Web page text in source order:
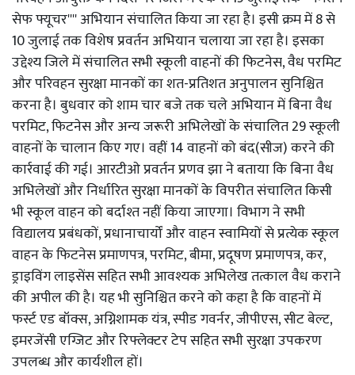
सेफ फ्यूचर'''' अभियान संचालित किया जा रहा है। इसी क्रम में 8 से
10 जुलाई तक विशेष प्रवर्तन अभियान चलाया जा रहा है। इसका
उद्देश्य जिले में संचालित सभी स्कूली वाहनों की फिटनेस, वैध परमिट
और परिवहन सुरक्षा मानकों का शत-प्रतिशत अनुपालन सुनिश्चित
करना है। बुधवार को शाम चार बजे तक चले अभियान में बिना वैध
परमिट, फिटनेस और अन्य जरूरी अभिलेखों के संचालित 29 स्कूली
वाहनों के चालान किए गए। वहीं 14 वाहनों को बंद(सीज) करने की
कार्रवाई की गई। आरटीओ प्रवर्तन प्रणव झा ने बताया कि बिना वैध
अभिलेखों और निर्धारित सुरक्षा मानकों के विपरीत संचालित किसी
भी स्कूल वाहन को बर्दाश्त नहीं किया जाएगा। विभाग ने सभी
विद्यालय प्रबंधकों, प्रधानाचार्यों और वाहन स्वामियों से प्रत्येक स्कूल
वाहन के फिटनेस प्रमाणपत्र, परमिट, बीमा, प्रदूषण प्रमाणपत्र, कर,
ड्राइविंग लाइसेंस सहित सभी आवश्यक अभिलेख तत्काल वैध कराने
की अपील की है। यह भी सुनिश्चित करने को कहा है कि वाहनों में
फर्स्ट एड बॉक्स, अग्निशामक यंत्र, स्पीड गवर्नर, जीपीएस, सीट बेल्ट,
इमरजेंसी एग्जिट और रिफ्लेक्टर टेप सहित सभी सुरक्षा उपकरण
उपलब्ध और कार्यशील हों।